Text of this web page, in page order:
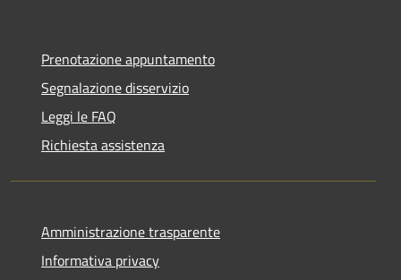
Prenotazione appuntamento
Segnalazione disservizio
Leggi le FAQ
Richiesta assistenza
Amministrazione trasparente
Informativa privacy